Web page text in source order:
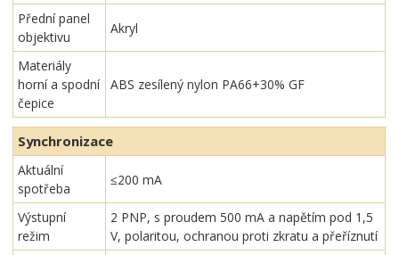
Přední panel
objektivu
Akryl
Materiály
horní a spodní
čepice
ABS zesílený nylon PA66+30% GF
Synchronizace
Aktuální
spotřeba
≤200 mA
Výstupní
režim
2 PNP, s proudem 500 mA a napětím pod 1,5
V, polaritou, ochranou proti zkratu a přeříznutí